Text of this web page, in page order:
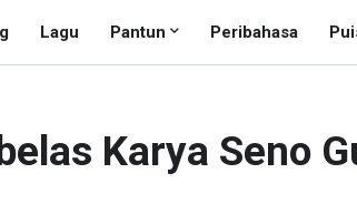
Lagu Pantun Peribahasa
Karya Seno